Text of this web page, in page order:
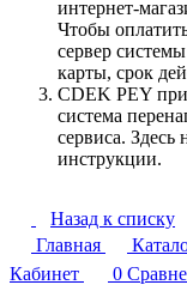
интернет-
Чтобы
сервер
карты, срок
CDEK PEY
система
сервиса.
инструкции.
Назад к списку
Главная
Кабинет
0